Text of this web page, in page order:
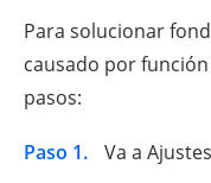
Para solucionar
causado por
pasos:
Paso 1. Va a